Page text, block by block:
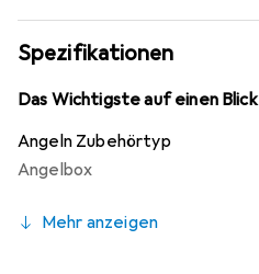
Spezifikationen
Das Wichtigste auf einen Blick
Angeln Zubehörtyp
Angelbox
Mehr anzeigen